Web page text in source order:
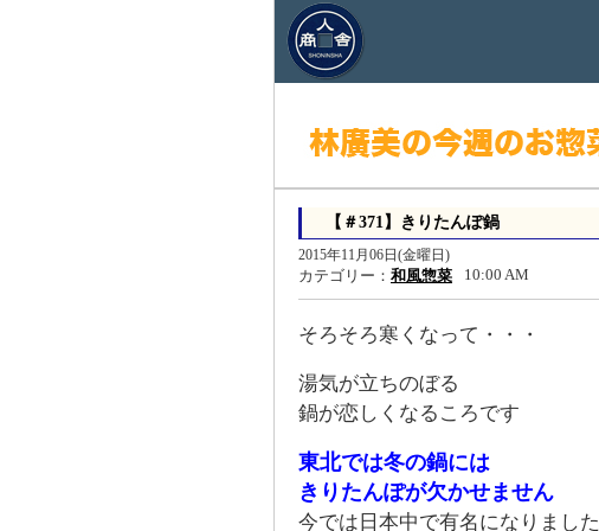
【＃371】きりたんぽ鍋
2015年11月06日(金曜日)
カテゴリー： 和風惣菜 10:00 AM
そろそろ寒くなって・・・
湯気が立ちのぼる
鍋が恋しくなるころです
東北では冬の鍋には
きりたんぽが欠かせません
今では日本中で有名になりました